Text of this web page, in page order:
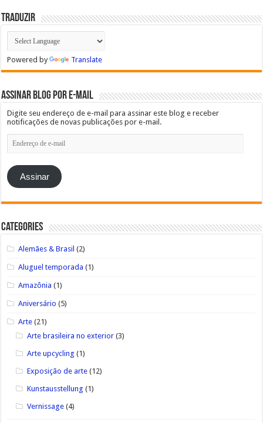
Traduzir
Powered by Translate
Assinar blog por e-mail
Digite seu endereço de e-mail para assinar este blog e receber
notificações de novas publicações por e-mail.
Endereço
de
mail
Assinar
Categories
Alemães & Brasil (2)
Aluguel temporada (1)
Amazônia (1)
Aniversário (5)
Arte (21)
Arte brasileira no exterior (3)
Arte upcycling (1)
Exposição de arte (12)
Kunstausstellung (1)
Vernissage (4)